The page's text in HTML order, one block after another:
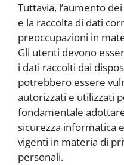
Tuttavia, l’aumento
e la raccolta di dati
preoccupazioni in
Gli utenti devono
i dati raccolti dai
potrebbero essere
autorizzati e utilizzati
fondamentale
sicurezza informatica
vigenti in materia di
personali.